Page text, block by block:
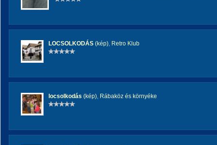
LOCSOLKODÁS (kép), Retro Klub
locsolkodás (kép), Rábaköz és környéke